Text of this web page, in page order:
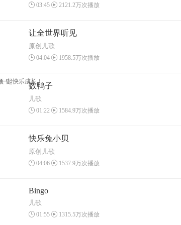
起快乐成长！
！
03:45 2121.2万次播放
让全世界听见
原创儿歌
04:04 1958.5万次播放
数鸭子
儿歌
01:22 1584.9万次播放
快乐兔小贝
原创儿歌
04:06 1537.9万次播放
Bingo
儿歌
01:55 1315.5万次播放